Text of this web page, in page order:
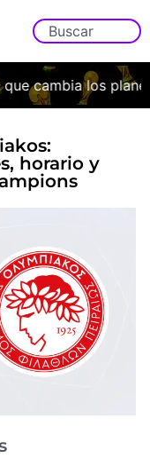
cambia los planes
horario y